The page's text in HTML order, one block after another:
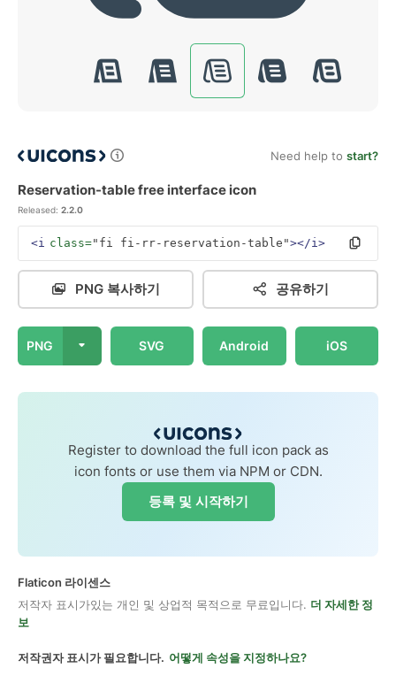
Need help to start?
Reservation-table free interface icon
Released: 2.2.0
<i class="fi fi-rr-reservation-table"></i>
PNG 복사하기 공유하기
PNG SVG Android iOS
Register to download the full icon pack as
icon fonts or use them via NPM or CDN.
등록 및 시작하기
Flaticon 라이센스
저작자 표시가있는 개인 및 상업적 목적으로 무료입니다. 더 자세한 정
보
저작권자 표시가 필요합니다. 어떻게 속성을 지정하나요?